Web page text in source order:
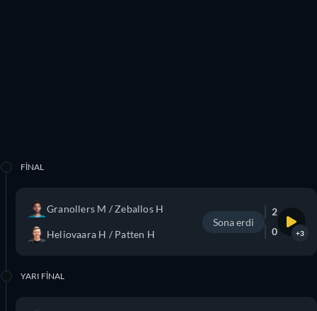
FINAL
Granollers M / Zeballos H
Heliovaara H / Patten H
Sona erdi
2
0
+3
YARI FINAL